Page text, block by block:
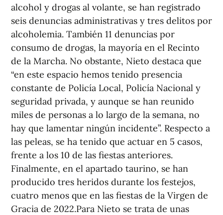
alcohol y drogas al volante, se han registrado
seis denuncias administrativas y tres delitos por
alcoholemia. También 11 denuncias por
consumo de drogas, la mayoría en el Recinto
de la Marcha. No obstante, Nieto destaca que
“en este espacio hemos tenido presencia
constante de Policía Local, Policía Nacional y
seguridad privada, y aunque se han reunido
miles de personas a lo largo de la semana, no
hay que lamentar ningún incidente”. Respecto a
las peleas, se ha tenido que actuar en 5 casos,
frente a los 10 de las fiestas anteriores.
Finalmente, en el apartado taurino, se han
producido tres heridos durante los festejos,
cuatro menos que en las fiestas de la Virgen de
Gracia de 2022.Para Nieto se trata de unas